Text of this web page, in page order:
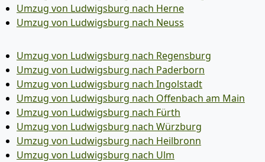
Umzug von Ludwigsburg nach Herne
Umzug von Ludwigsburg nach Neuss
Umzug von Ludwigsburg nach Regensburg
Umzug von Ludwigsburg nach Paderborn
Umzug von Ludwigsburg nach Ingolstadt
Umzug von Ludwigsburg nach Offenbach am Main
Umzug von Ludwigsburg nach Fürth
Umzug von Ludwigsburg nach Würzburg
Umzug von Ludwigsburg nach Heilbronn
Umzug von Ludwigsburg nach Ulm